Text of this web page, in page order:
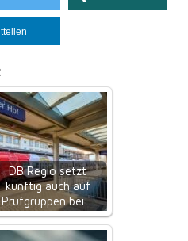
DB Regio setzt
künftig auch auf
Prüfgruppen bei…